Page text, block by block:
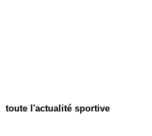
toute l'actualité sportive